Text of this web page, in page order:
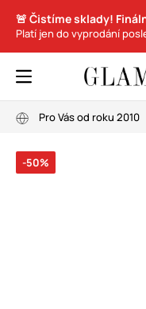
🚨 Čistíme sklady!
Platí jen do vyprodání
Pro Vás od roku 2010
-50%